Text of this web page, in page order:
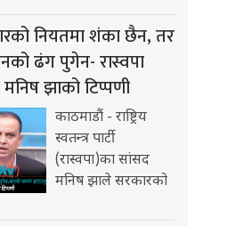
नियतमा शंका छैन, तर
ढंग पुगेन- रास्वपा
झाको टिप्पणी
काठमाडौं - राष्ट्रिय
स्वतन्त्र पार्टी
(रास्वपा)का सांसद
मनिष झाले सरकारको